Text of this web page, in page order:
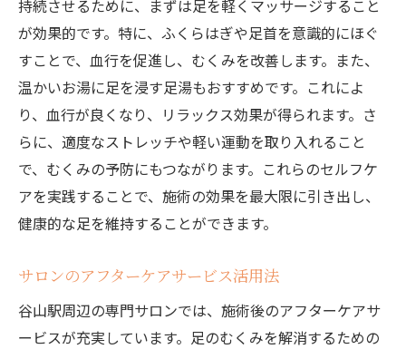
持続させるために、まずは足を軽くマッサージすること
が効果的です。特に、ふくらはぎや足首を意識的にほぐ
すことで、血行を促進し、むくみを改善します。また、
温かいお湯に足を浸す足湯もおすすめです。これによ
り、血行が良くなり、リラックス効果が得られます。さ
らに、適度なストレッチや軽い運動を取り入れること
で、むくみの予防にもつながります。これらのセルフケ
アを実践することで、施術の効果を最大限に引き出し、
健康的な足を維持することができます。
サロンのアフターケアサービス活用法
谷山駅周辺の専門サロンでは、施術後のアフターケアサ
ービスが充実しています。足のむくみを解消するための